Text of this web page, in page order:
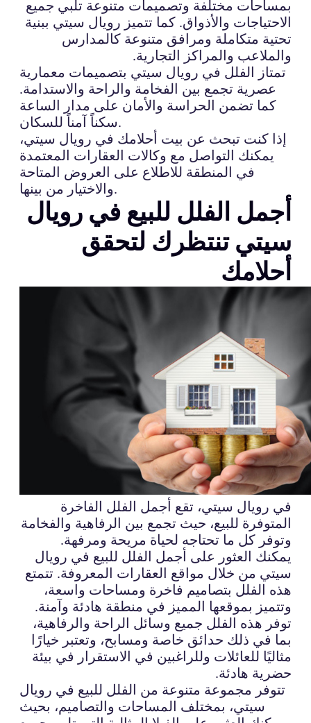
بمساحات مختلفة وتصميمات متنوعة تلبي جميع
الاحتياجات والأذواق. كما تتميز رويال سيتي ببنية
تحتية متكاملة ومرافق متنوعة كالمدارس
والملاعب والمراكز التجارية.
تمتاز الفلل في رويال سيتي بتصميمات معمارية
عصرية تجمع بين الفخامة والراحة والاستدامة.
كما تضمن الحراسة والأمان على مدار الساعة
سكناً آمناً للسكان.
إذا كنت تبحث عن بيت أحلامك في رويال سيتي،
يمكنك التواصل مع وكالات العقارات المعتمدة
في المنطقة للاطلاع على العروض المتاحة
والاختيار من بينها.
أجمل الفلل للبيع في رويال
سيتي تنتظرك لتحقق
أحلامك
في رويال سيتي، تقع أجمل الفلل الفاخرة
المتوفرة للبيع، حيث تجمع بين الرفاهية والفخامة
وتوفر كل ما تحتاجه لحياة مريحة ومرفهة.
يمكنك العثور على أجمل الفلل للبيع في رويال
سيتي من خلال مواقع العقارات المعروفة. تتمتع
هذه الفلل بتصاميم فاخرة ومساحات واسعة،
وتتميز بموقعها المميز في منطقة هادئة وآمنة.
توفر هذه الفلل جميع وسائل الراحة والرفاهية،
بما في ذلك حدائق خاصة ومسابح، وتعتبر خيارًا
مثاليًا للعائلات وللراغبين في الاستقرار في بيئة
حضرية هادئة.
تتوفر مجموعة متنوعة من الفلل للبيع في رويال
سيتي، بمختلف المساحات والتصاميم، بحيث